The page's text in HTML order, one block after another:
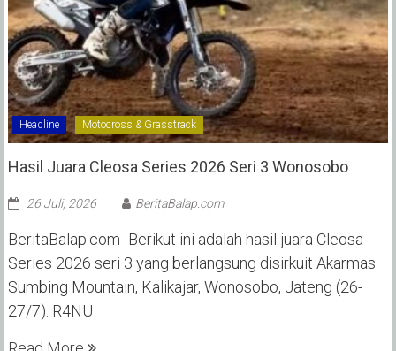
Headline Motocross & Grasstrack
Hasil Juara Cleosa Series 2026 Seri 3 Wonosobo ‎
26 Juli, 2026 BeritaBalap.com
BeritaBalap.com- Berikut ini adalah hasil juara Cleosa
Series 2026 seri 3 yang berlangsung disirkuit Akarmas
Sumbing Mountain, Kalikajar, Wonosobo, Jateng (26-
27/7). R4NU